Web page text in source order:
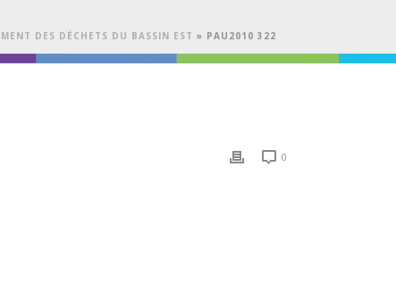
DES DÉCHETS DU BASSIN EST » PAU2010 322
0